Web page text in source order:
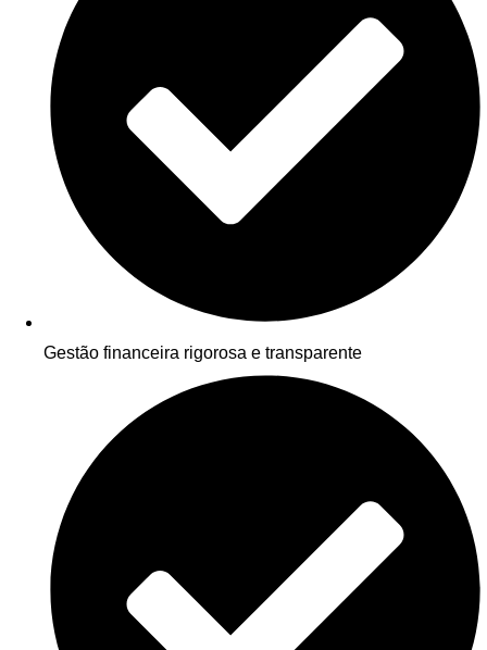
Gestão financeira rigorosa e transparente